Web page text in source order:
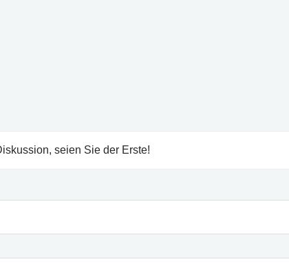
seien Sie der Erste!